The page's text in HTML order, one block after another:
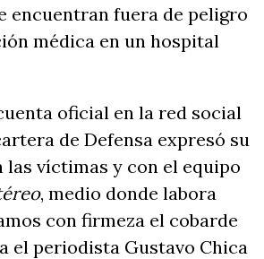
encuentran fuera de peligro
médica en un hospital
oficial en la red social
de Defensa expresó su
las víctimas y con el equipo
, medio donde labora
con firmeza el cobarde
el periodista Gustavo Chica